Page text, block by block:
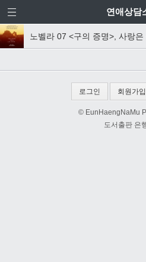
연애상담
노벨라 07 <구의 증명>, 사랑
로그인 회원가입
© EunHaengNaMu
도서출판 은